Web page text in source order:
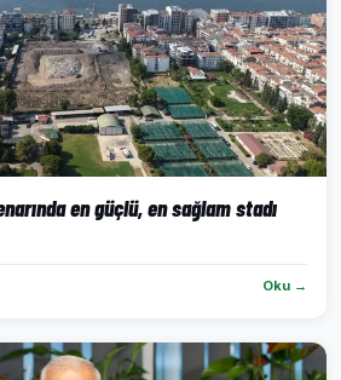
en güçlü, en sağlam stadı
Oku →